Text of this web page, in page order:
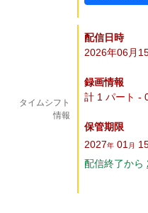
タイムシフト
情報
配信日時
2026年06月
録画情報
計 1 パート -
保管期限
2027年 01月
配信終了から